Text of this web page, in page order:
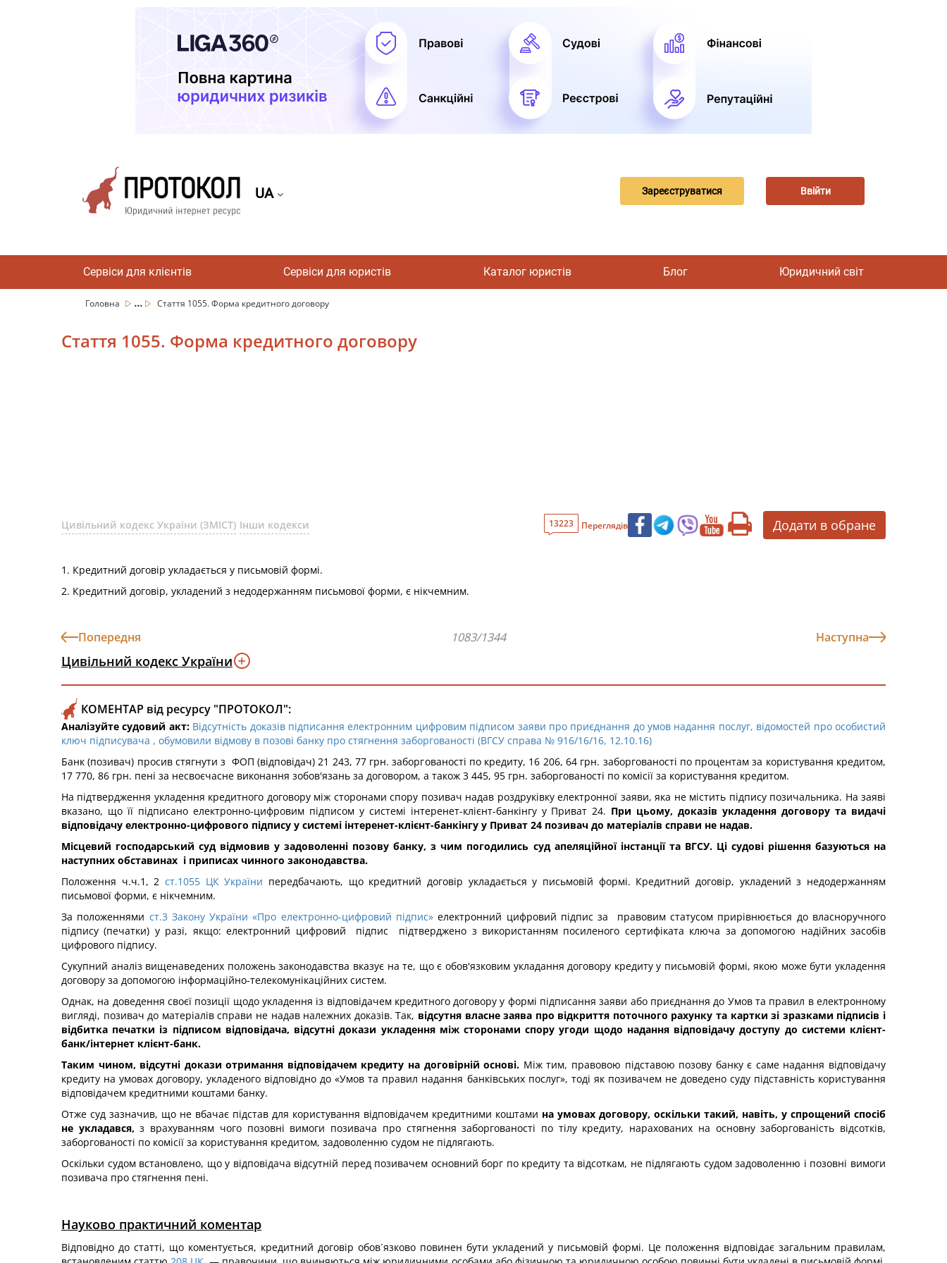
UA Зареєструватися Ввійти
Сервіси для клієнтів Сервіси для юристів Каталог юристів Блог Юридичний світ
Головна ... Стаття 1055. Форма кредитного договору
Стаття 1055. Форма кредитного договору
Цивільний кодекс України (ЗМІСТ) Інши кодекси 13223 Переглядів Додати в обране
1. Кредитний договір укладається у письмовій формі.
2. Кредитний договір, укладений з недодержанням письмової форми, є нікчемним.
Попередня 1083/1344 Наступна
Цивільний кодекс України
КОМЕНТАР від ресурсу "ПРОТОКОЛ":
Аналізуйте судовий акт: Відсутність доказів підписання електронним цифровим підписом заяви про приєднання до умов надання послуг, відомостей про особистий
ключ підписувача , обумовили відмову в позові банку про стягнення заборгованості (ВГСУ справа № 916/16/16, 12.10.16)
Банк (позивач) просив стягнути з ФОП (відповідач) 21 243, 77 грн. заборгованості по кредиту, 16 206, 64 грн. заборгованості по процентам за користування кредитом,
17 770, 86 грн. пені за несвоєчасне виконання зобов'язань за договором, а також 3 445, 95 грн. заборгованості по комісії за користування кредитом.
На підтвердження укладення кредитного договору між сторонами спору позивач надав роздруківку електронної заяви, яка не містить підпису позичальника. На заяві
вказано, що її підписано електронно-цифровим підписом у системі інтеренет-клієнт-банкінгу у Приват 24. При цьому, доказів укладення договору та видачі
відповідачу електронно-цифрового підпису у системі інтеренет-клієнт-банкінгу у Приват 24 позивач до матеріалів справи не надав.
Місцевий господарський суд відмовив у задоволенні позову банку, з чим погодились суд апеляційної інстанції та ВГСУ. Ці судові рішення базуються на
наступних обставинах і приписах чинного законодавства.
Положення ч.ч.1, 2 ст.1055 ЦК України передбачають, що кредитний договір укладається у письмовій формі. Кредитний договір, укладений з недодержанням
письмової форми, є нікчемним.
За положеннями ст.3 Закону України «Про електронно-цифровий підпис» електронний цифровий підпис за правовим статусом прирівнюється до власноручного
підпису (печатки) у разі, якщо: електронний цифровий підпис підтверджено з використанням посиленого сертифіката ключа за допомогою надійних засобів
цифрового підпису.
Сукупний аналіз вищенаведених положень законодавства вказує на те, що є обов'язковим укладання договору кредиту у письмовій формі, якою може бути укладення
договору за допомогою інформаційно-телекомунікаційних систем.
Однак, на доведення своєї позиції щодо укладення із відповідачем кредитного договору у формі підписання заяви або приєднання до Умов та правил в електронному
вигляді, позивач до матеріалів справи не надав належних доказів. Так, відсутня власне заява про відкриття поточного рахунку та картки зі зразками підписів і
відбитка печатки із підписом відповідача, відсутні докази укладення між сторонами спору угоди щодо надання відповідачу доступу до системи клієнт-
банк/інтернет клієнт-банк.
Таким чином, відсутні докази отримання відповідачем кредиту на договірній основі. Між тим, правовою підставою позову банку є саме надання відповідачу
кредиту на умовах договору, укладеного відповідно до «Умов та правил надання банківських послуг», тоді як позивачем не доведено суду підставність користування
відповідачем кредитними коштами банку.
Отже суд зазначив, що не вбачає підстав для користування відповідачем кредитними коштами на умовах договору, оскільки такий, навіть, у спрощений спосіб
не укладався, з врахуванням чого позовні вимоги позивача про стягнення заборгованості по тілу кредиту, нарахованих на основну заборгованість відсотків,
заборгованості по комісії за користування кредитом, задоволенню судом не підлягають.
Оскільки судом встановлено, що у відповідача відсутній перед позивачем основний борг по кредиту та відсоткам, не підлягають судом задоволенню і позовні вимоги
позивача про стягнення пені.
Науково практичний коментар
Відповідно до статті, що коментується, кредитний договір обов´язково повинен бути укладений у письмовій формі. Це положення відповідає загальним правилам,